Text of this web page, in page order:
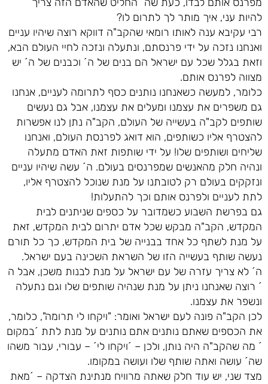
להיות עני, איך מותר לך לתרום לו?
רבי עקיבא ענה לאותו רומאי שהקב"ה דווקא רוצה שיהיו עניים
ואנחנו נזכה על ידי פרנסתם, ונתעלה ונזכה לחיי העולם הבא,
וזאת בגלל שכל עם ישראל הם בנים של ה´ וכבנים של ה´ יש
מצווה לפרנס אותם.
כלומר, למעשה כשאנחנו נותנים כסף לתרומה לעניים, אנחנו
גם משפרים את עצמנו ומעלים את עצמנו, אבל גם נעשים
שותפים לקב"ה בעשייה של העולם, הקב"ה נתן לנו אפשרות
להצטרף אליו כשותפים, הוא דואג לפרנסת העולם, ואנחנו
שליחים ושותפים שלו! על ידי שותפות זאת האדם מתעלה
ונהיה חלק מהאנשים שמפרנסים בעולם. ה´ עשה שיהיו עניים
ונזקקים בעולם רק לטובתנו על מנת שנוכל להצטרף אליו,
לתת לעניים ולפרנס אותם וכך להתעלות!
גם בפרשת השבוע כשמדובר על כספים שניתנים לבית
המקדש, הקב"ה מבקש שכל אדם יתרום לבית המקדש, זאת
על מנת לשתף כל אחד בבנייה של בית המקדש, כך כל תורם
נעשה שותף בעשייה הזו של השראת השכינה בעם ישראל.
ה´ לא צריך עזרה של עם ישראל על מנת לבנות משכן, אבל ה
´ רוצה שאנחנו ניתן על מנת שנהיה שותפים שלו וגם נתעלה
ונשפר את עצמנו.
לכן הקב"ה פונה לעם ישראל ואומר: "ויקחו לי תרומה", כלומר,
את הכספים שאתם נותנים אתם נותנים על מנת לתת ´במקום
´ מה שהקב"ה היה נותן, ולכן – ´ויקחו לי´ – עבורי, עבור משהו
שה´ עושה ואתה שותף שלו ועושה במקומו.
מצד שני, יש עוד חלק שאתה מרוויח מנתינת הצדקה – ´מאת